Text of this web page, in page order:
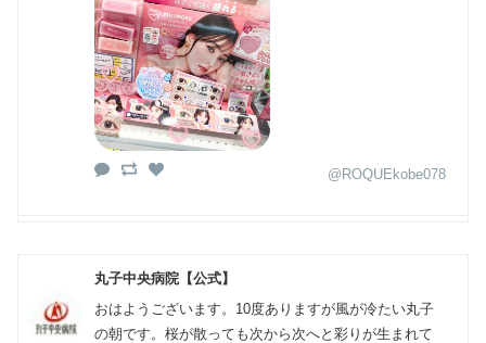
@ROQUEkobe078
丸子中央病院【公式】
おはようございます。10度ありますが風が冷たい丸子
の朝です。桜が散っても次から次へと彩りが生まれて